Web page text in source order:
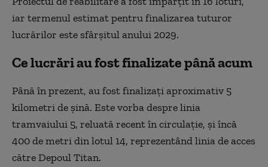
iar termenul estimat pentru finalizarea tuturor
lucrărilor este sfârșitul anului 2029.
Ce lucrări au fost finalizate până acum
Până în prezent, au fost finalizați aproximativ 5
kilometri de șină. Este vorba despre linia
tramvaiului 5, reluată recent în circulație, și încă
400 de metri din lotul 14, reprezentând linia de acces
către Depoul Titan.